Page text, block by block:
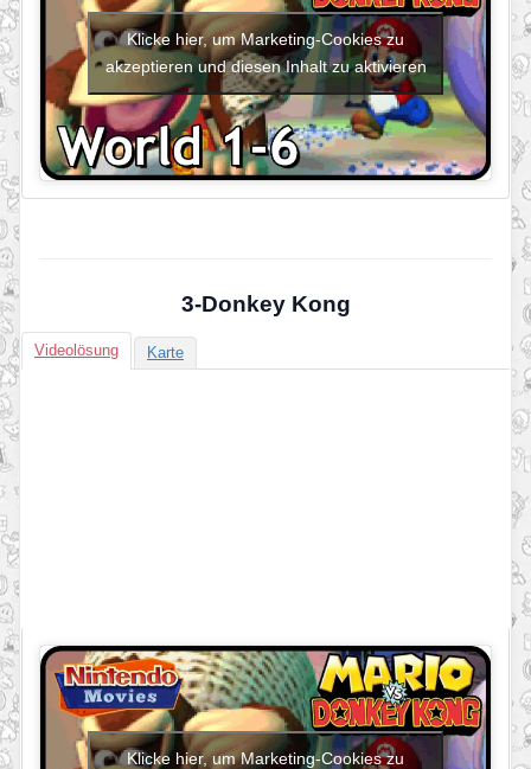
Klicke hier, um Marketing-Cookies zu
akzeptieren und diesen Inhalt zu aktivieren
3-Donkey Kong
Videolösung Karte
Klicke hier, um Marketing-Cookies zu